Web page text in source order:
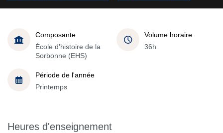
Composante
École d'histoire de la
Sorbonne (EHS)
Volume horaire
36h
Période de l'année
Printemps
Heures d'enseignement